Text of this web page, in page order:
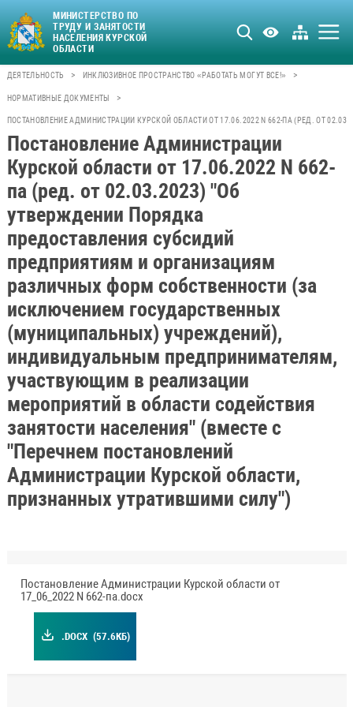
МИНИСТЕРСТВО ПО
ТРУДУ И ЗАНЯТОСТИ
НАСЕЛЕНИЯ КУРСКОЙ
ОБЛАСТИ
ДЕЯТЕЛЬНОСТЬ > ИНКЛЮЗИВНОЕ ПРОСТРАНСТВО «РАБОТАТЬ МОГУТ ВСЕ!» >
НОРМАТИВНЫЕ ДОКУМЕНТЫ >
ПОСТАНОВЛЕНИЕ АДМИНИСТРАЦИИ КУРСКОЙ ОБЛАСТИ ОТ 17.06.2022 N 662-ПА (РЕД. ОТ
Постановление Администрации
Курской области от 17.06.2022 N 662-
па (ред. от 02.03.2023) "Об
утверждении Порядка
предоставления субсидий
предприятиям и организациям
различных форм собственности (за
исключением государственных
(муниципальных) учреждений),
индивидуальным предпринимателям,
участвующим в реализации
мероприятий в области содействия
занятости населения" (вместе с
"Перечнем постановлений
Администрации Курской области,
признанных утратившими силу")
Постановление Администрации Курской области от
17_06_2022 N 662-па.docx
.DOCX (57.6КБ)